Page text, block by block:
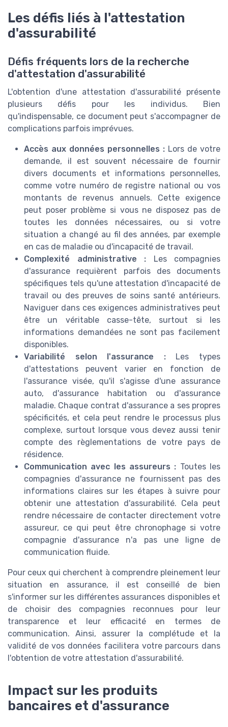
Les défis liés à l'attestation
d'assurabilité
Défis fréquents lors de la recherche
d'attestation d'assurabilité
L'obtention d'une attestation d'assurabilité présente
plusieurs défis pour les individus. Bien
qu'indispensable, ce document peut s'accompagner de
complications parfois imprévues.
Accès aux données personnelles : Lors de votre
demande, il est souvent nécessaire de fournir
divers documents et informations personnelles,
comme votre numéro de registre national ou vos
montants de revenus annuels. Cette exigence
peut poser problème si vous ne disposez pas de
toutes les données nécessaires, ou si votre
situation a changé au fil des années, par exemple
en cas de maladie ou d'incapacité de travail.
Complexité administrative : Les compagnies
d'assurance requièrent parfois des documents
spécifiques tels qu'une attestation d'incapacité de
travail ou des preuves de soins santé antérieurs.
Naviguer dans ces exigences administratives peut
être un véritable casse-tête, surtout si les
informations demandées ne sont pas facilement
disponibles.
Variabilité selon l'assurance :Les types
d'attestations peuvent varier en fonction de
l'assurance visée, qu'il s'agisse d'une assurance
auto, d'assurance habitation ou d'assurance
maladie. Chaque contrat d'assurance a ses propres
spécificités, et cela peut rendre le processus plus
complexe, surtout lorsque vous devez aussi tenir
compte des règlementations de votre pays de
résidence.
Communication avec les assureurs : Toutes les
compagnies d'assurance ne fournissent pas des
informations claires sur les étapes à suivre pour
obtenir une attestation d'assurabilité. Cela peut
rendre nécessaire de contacter directement votre
assureur, ce qui peut être chronophage si votre
compagnie d'assurance n'a pas une ligne de
communication fluide.
Pour ceux qui cherchent à comprendre pleinement leur
situation en assurance, il est conseillé de bien
s'informer sur les différentes assurances disponibles et
de choisir des compagnies reconnues pour leur
transparence et leur efficacité en termes de
communication. Ainsi, assurer la complétude et la
validité de vos données facilitera votre parcours dans
l'obtention de votre attestation d'assurabilité.
Impact sur les produits
bancaires et d'assurance